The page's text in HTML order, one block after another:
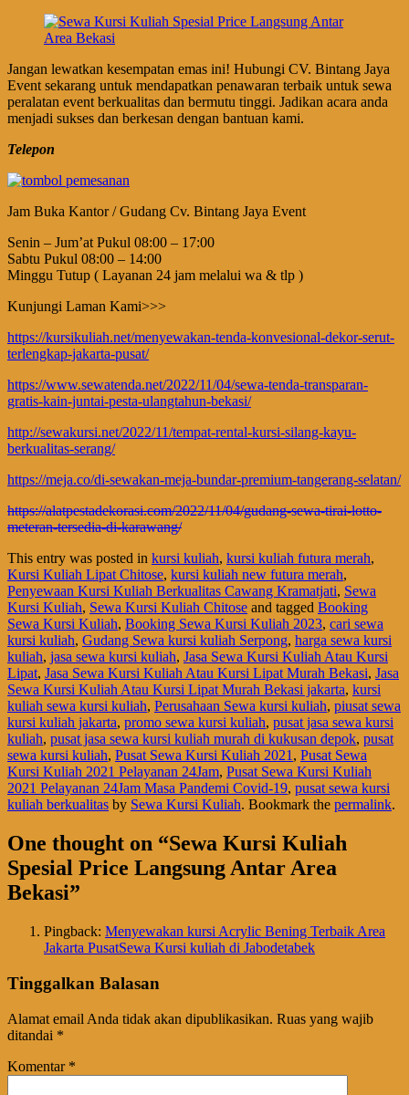
Jangan lewatkan kesempatan emas ini! Hubungi CV. Bintang Jaya
Event sekarang untuk mendapatkan penawaran terbaik untuk sewa
peralatan event berkualitas dan bermutu tinggi. Jadikan acara anda
menjadi sukses dan berkesan dengan bantuan kami.
Telepon
Jam Buka Kantor / Gudang Cv. Bintang Jaya Event
Senin – Jum’at Pukul 08:00 – 17:00
Sabtu Pukul 08:00 – 14:00
Minggu Tutup ( Layanan 24 jam melalui wa & tlp )
Kunjungi Laman Kami>>>
https://kursikuliah.net/menyewakan-tenda-konvesional-dekor-serut-
terlengkap-jakarta-pusat/
https://www.sewatenda.net/2022/11/04/sewa-tenda-transparan-
gratis-kain-juntai-pesta-ulangtahun-bekasi/
http://sewakursi.net/2022/11/tempat-rental-kursi-silang-kayu-
berkualitas-serang/
https://meja.co/di-sewakan-meja-bundar-premium-tangerang-selatan/
https://alatpestadekorasi.com/2022/11/04/gudang-sewa-tirai-lotto-
meteran-tersedia-di-karawang/
This entry was posted in kursi kuliah, kursi kuliah futura merah,
Kursi Kuliah Lipat Chitose, kursi kuliah new futura merah,
Penyewaan Kursi Kuliah Berkualitas Cawang Kramatjati, Sewa
Kursi Kuliah, Sewa Kursi Kuliah Chitose and tagged Booking
Sewa Kursi Kuliah, Booking Sewa Kursi Kuliah 2023, cari sewa
kursi kuliah, Gudang Sewa kursi kuliah Serpong, harga sewa kursi
kuliah, jasa sewa kursi kuliah, Jasa Sewa Kursi Kuliah Atau Kursi
Lipat, Jasa Sewa Kursi Kuliah Atau Kursi Lipat Murah Bekasi, Jasa
Sewa Kursi Kuliah Atau Kursi Lipat Murah Bekasi jakarta, kursi
kuliah sewa kursi kuliah, Perusahaan Sewa kursi kuliah, piusat sewa
kursi kuliah jakarta, promo sewa kursi kuliah, pusat jasa sewa kursi
kuliah, pusat jasa sewa kursi kuliah murah di kukusan depok, pusat
sewa kursi kuliah, Pusat Sewa Kursi Kuliah 2021 , Pusat Sewa
Kursi Kuliah 2021 Pelayanan 24Jam, Pusat Sewa Kursi Kuliah
2021 Pelayanan 24Jam Masa Pandemi Covid-19, pusat sewa kursi
kuliah berkualitas by Sewa Kursi Kuliah. Bookmark the permalink.
One thought on “Sewa Kursi Kuliah
Spesial Price Langsung Antar Area
Bekasi”
Pingback: Menyewakan kursi Acrylic Bening Terbaik Area
Jakarta PusatSewa Kursi kuliah di Jabodetabek
Tinggalkan Balasan
Alamat email Anda tidak akan dipublikasikan. Ruas yang wajib
ditandai *
Komentar *